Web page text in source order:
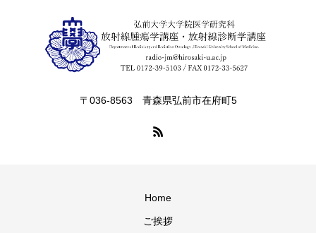
〒036-8563 青森県弘前市在府町5
Home
ご挨拶